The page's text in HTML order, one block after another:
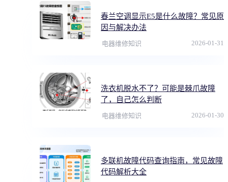
春兰空调显示E5是什么故障？常见原
因与解决办法
电器维修知识 2026-01-31
洗衣机脱水不了？可能是棘爪故障
了，自己怎么判断
电器维修知识 2026-01-30
多联机故障代码查询指南，常见故障
代码解析大全